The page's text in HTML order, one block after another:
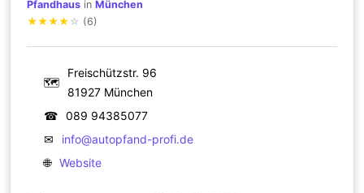
Pfandhaus inMünchen
★★★★ ☆ (6)
🗺
Freischützstr. 96
81927 München
☎
089 94385077
✉
info@autopfand-profi.de
🌐 Website